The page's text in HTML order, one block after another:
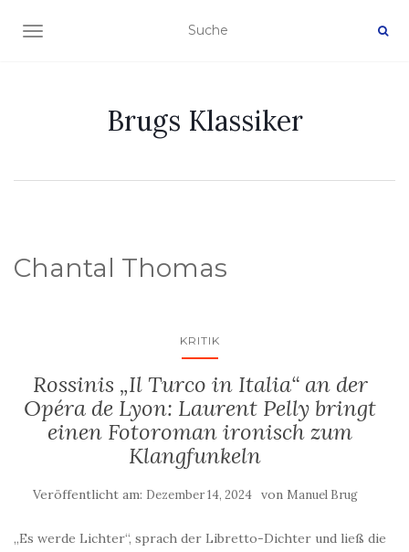
NAVIGATION EIN-/AUSSCHALTEN
Brugs Klassiker
Chantal Thomas
KRITIK
Rossinis „Il Turco in Italia“ an der
Opéra de Lyon: Laurent Pelly bringt
einen Fotoroman ironisch zum
Klangfunkeln
Veröffentlicht am: Dezember 14, 2024 von Manuel Brug
„Es werde Lichter“, sprach der Libretto-Dichter und ließ die